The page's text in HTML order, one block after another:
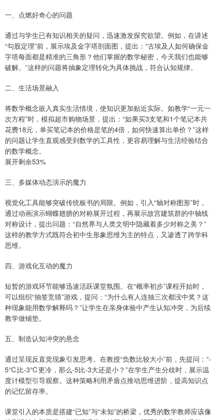
一、点燃好奇心的问题
通过与学生已有知识相关的疑问，迅速激发探究欲望。例如，在讲述
“勾股定理”前，展示埃及金字塔剖面图，提出：“古埃及人如何确保金
字塔每面都是精准的三角形？他们掌握的数学秘密，今天我们也能够
破解。”这样的问题将抽象定理转化为具体挑战，符合认知规律。
二、生活场景融入
将数学概念嵌入真实生活情境，使知识更加贴近实际。如教学“一元一
次方程”时，模拟超市购物场景，提出：“如果买3支笔和1个笔记本共
花费18元，单买笔记本的价格是笔的4倍，如何快速算出单价？”这样
的问题让学生直观感受到数学的工具性，更容易理解与生活经验结合
的数学概念。
展开剩余53%
三、多媒体动态演示的魔力
视觉化工具能够突破传统板书的局限。例如，引入“轴对称图形”时，
通过动画演示蝴蝶翅膀的对称展开过程，再展示故宫建筑群的中轴线
对称设计，提出问题：“自然界与人类文明中隐藏着多少对称之美？”
这样的教学方式既符合初中生形象思维为主的特点，又渗透了跨学科
思维。
四、游戏化互动的魔力
短暂的游戏环节能够迅速活跃课堂氛围。在“概率初步”课程开始时，
可以组织“抽签竞猜”游戏，提问：“为什么有人连抽三次都没中奖？这
种现象能用数学解释吗？”让学生在亲身体验中产生认知冲突，为后续
教学做铺垫。
五、制造认知冲突的悬念
通过呈现反直觉现象引发思考。在教授“负数比较大小”前，先提问：“-
5℃比-3℃更冷，那么-5比-3大还是小？”在学生产生分歧时，展示温
度计模型引导观察。这种策略利用矛盾点推动思维进阶，提高知识点
的记忆留存率。
课堂引入的本质是搭建“已知”与“未知”的桥梁，优秀的数学教师应该像